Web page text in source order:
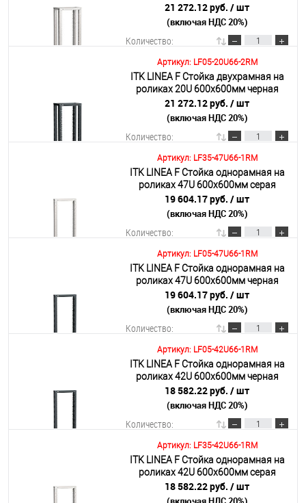
Подробнее
21 272.12 руб. / шт
(включая НДС 20%)
Количество:
В корзину
Подробнее
Артикул: LF05-20U66-2RM
ITK LINEA F Стойка двухрамная на
роликах 20U 600х600мм черная
21 272.12 руб. / шт
(включая НДС 20%)
Количество:
В корзину
Подробнее
Артикул: LF35-47U66-1RM
ITK LINEA F Стойка однорамная на
роликах 47U 600х600мм серая
19 604.17 руб. / шт
(включая НДС 20%)
Количество:
В корзину
Подробнее
Артикул: LF05-47U66-1RM
ITK LINEA F Стойка однорамная на
роликах 47U 600х600мм черная
19 604.17 руб. / шт
(включая НДС 20%)
Количество:
В корзину
Подробнее
Артикул: LF05-42U66-1RM
ITK LINEA F Стойка однорамная на
роликах 42U 600х600мм черная
18 582.22 руб. / шт
(включая НДС 20%)
Количество:
В корзину
Подробнее
Артикул: LF35-42U66-1RM
ITK LINEA F Стойка однорамная на
роликах 42U 600х600мм серая
18 582.22 руб. / шт